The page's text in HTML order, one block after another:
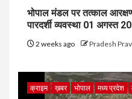
भोपाल मंडल पर तत्काल
पारदर्शी व्यवस्था 01 अगस्त
2 weeks ago Pradesh
क्राइम ख़बर भोपाल मध्य प्रदेश